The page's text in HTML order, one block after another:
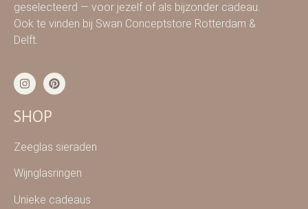
geselecteerd — voor jezelf of als bijzonder cadeau.
Ook te vinden bij Swan Conceptstore Rotterdam &
Delft.
SHOP
Zeeglas sieraden
Wijnglasringen
Unieke cadeaus